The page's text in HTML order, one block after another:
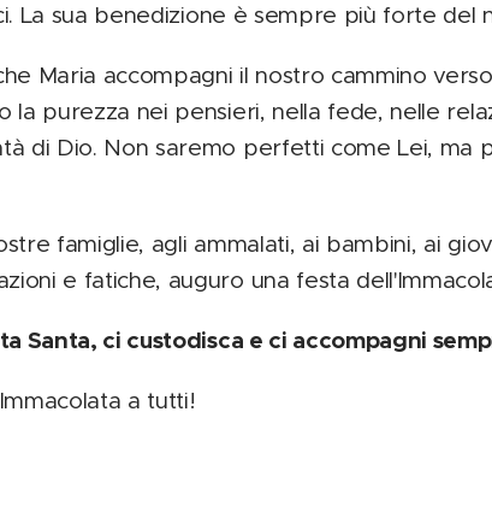
La sua benedizione è sempre più forte del
Maria accompagni il nostro cammino
la purezza nei pensieri, nella fede, nelle
di Dio. Non saremo perfetti come Lei, ma
famiglie, agli ammalati, ai bambini, ai
e fatiche, auguro una festa
Santa, ci custodisca e ci accompagni
a tutti!